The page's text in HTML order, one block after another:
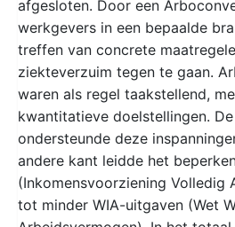
afgesloten. Door een
werkgevers in een bepaalde
treffen van concrete
ziekteverzuim tegen te gaan.
waren als regel taakstellend,
kwantitatieve doelstellingen.
ondersteunde deze
andere kant leidde het
(Inkomensvoorziening Volledig
tot minder WIA-uitgaven (Wet